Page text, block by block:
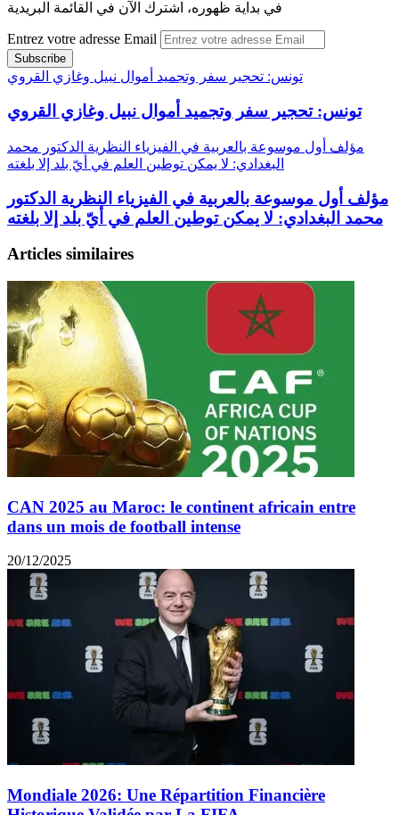
في بداية ظهوره، اشترك الآن في القائمة البريدية
Entrez votre adresse Email
تونس: تحجير سفر وتجميد أموال نبيل وغازي القروي
تونس: تحجير سفر وتجميد أموال نبيل وغازي القروي
مؤلف أول موسوعة بالعربية في الفيزياء النظرية الدكتور محمد
البغدادي: لا يمكن توطين العلم في أيّ بلد إلا بلغته
مؤلف أول موسوعة بالعربية في الفيزياء النظرية الدكتور
محمد البغدادي: لا يمكن توطين العلم في أيّ بلد إلا بلغته
Articles similaires
CAN 2025 au Maroc: le continent africain entre
dans un mois de football intense
20/12/2025
Mondiale 2026: Une Répartition Financière